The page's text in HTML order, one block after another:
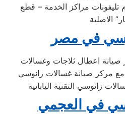
تليفونات مراكز الخدمة – قطع
الاصلية
في مصر
اعطال ثلاجات وغسالات
مركز صيانة غسالات زانوسي
زانوسي التقنية اليابانية
في العجمي